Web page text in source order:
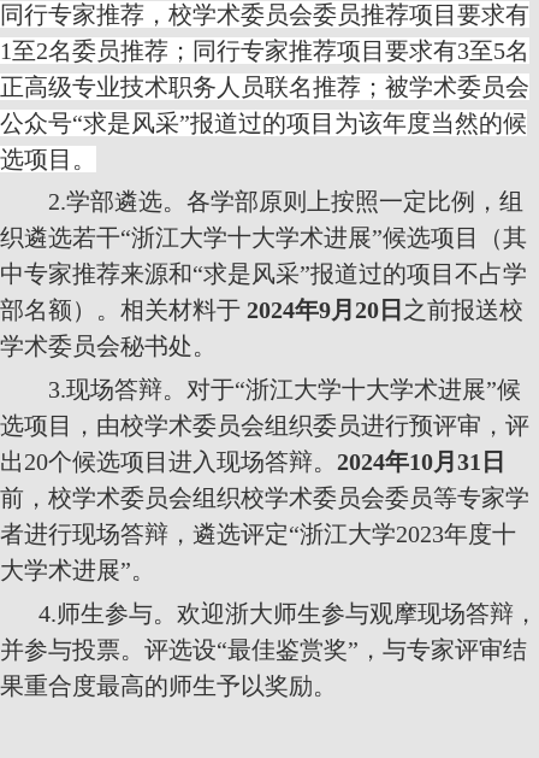
同行专家推荐，校学术委员会委员推荐项目要求有
1至2名委员推荐；同行专家推荐项目要求有3至5名
正高级专业技术职务人员联名推荐；被学术委员会
公众号“求是风采”报道过的项目为该年度当然的候
选项目。
2.学部遴选。各学部原则上按照一定比例，组
织遴选若干“浙江大学十大学术进展”候选项目（其
中专家推荐来源和“求是风采”报道过的项目不占学
部名额）。相关材料于 2024年9月 20 日 之前报送校
学术委员会秘书处。
3.现场答辩。对于“浙江大学十大学术进展”候
选项目，由校学术委员会组织委员进行预评审，评
出20个候选项目进入现场答辩。 2024年10月 31 日
前，校学术委员会组织校学术委员会委员等专家学
者进行现场答辩，遴选评定“浙江大学2023年度十
大学术进展”。
4.师生参与。 欢迎浙大师生参与观摩现场答辩，
并参与投票。评选设“最佳鉴赏奖”，与专家评审结
果重合度最高的师生予以奖励。